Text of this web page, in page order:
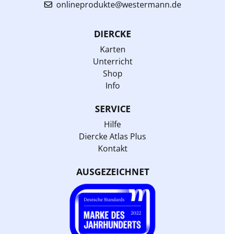
onlineprodukte@westermann.de
DIERCKE
Karten
Unterricht
Shop
Info
SERVICE
Hilfe
Diercke Atlas Plus
Kontakt
AUSGEZEICHNET